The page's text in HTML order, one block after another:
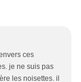
ces
je ne suis pas
les noisettes. il